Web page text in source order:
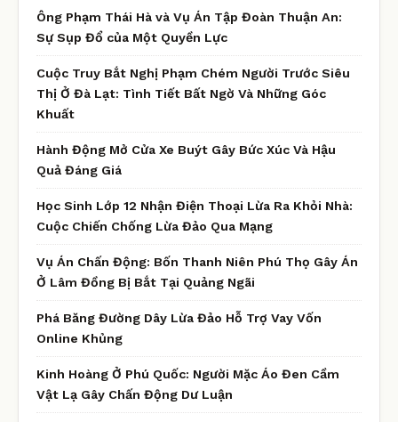
Ông Phạm Thái Hà và Vụ Án Tập Đoàn Thuận An:
Sự Sụp Đổ của Một Quyền Lực
Cuộc Truy Bắt Nghị Phạm Chém Người Trước Siêu
Thị Ở Đà Lạt: Tình Tiết Bất Ngờ Và Những Góc
Khuất
Hành Động Mở Cửa Xe Buýt Gây Bức Xúc Và Hậu
Quả Đáng Giá
Học Sinh Lớp 12 Nhận Điện Thoại Lừa Ra Khỏi Nhà:
Cuộc Chiến Chống Lừa Đảo Qua Mạng
Vụ Án Chấn Động: Bốn Thanh Niên Phú Thọ Gây Án
Ở Lâm Đồng Bị Bắt Tại Quảng Ngãi
Phá Băng Đường Dây Lừa Đảo Hỗ Trợ Vay Vốn
Online Khủng
Kinh Hoàng Ở Phú Quốc: Người Mặc Áo Đen Cầm
Vật Lạ Gây Chấn Động Dư Luận